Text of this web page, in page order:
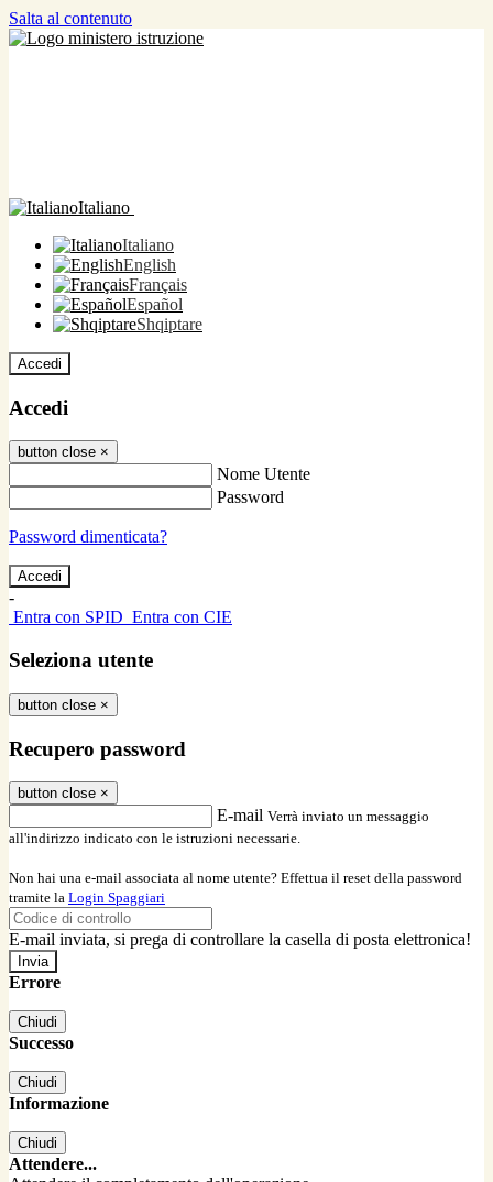
Salta al contenuto
Italiano
Italiano
English
Français
Español
Shqiptare
Accedi
Accedi
button close ×
Nome Utente
Password
Password dimenticata?
-
Entra con SPID Entra con CIE
Seleziona utente
button close ×
Recupero password
button close ×
E-mail Verrà inviato un messaggio
all'indirizzo indicato con le istruzioni necessarie.
Non hai una e-mail associata al nome utente? Effettua il reset della password
tramite la Login Spaggiari
E-mail inviata, si prega di controllare la casella di posta elettronica!
Errore
Chiudi
Successo
Chiudi
Informazione
Chiudi
Attendere...